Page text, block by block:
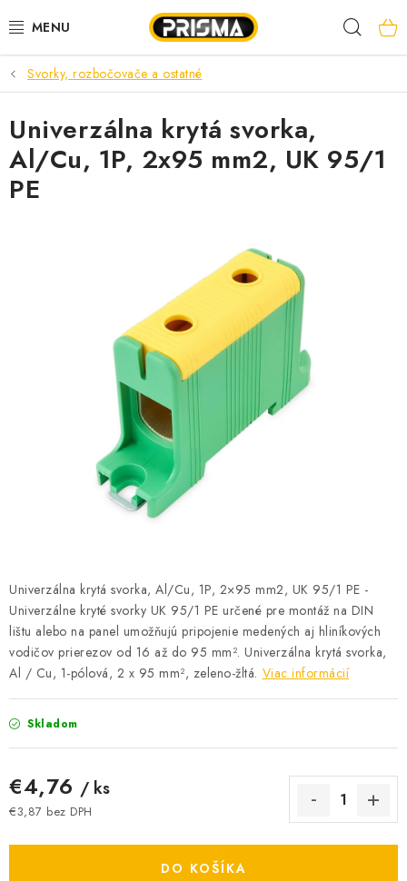
na
OBCHOD
AKCIE
LED PÁSY
MODULÁRNE PRÍSTROJE
SVORKY, ROZBOČOVAČE A OSTATNÉ
BATÉRIE A NABÍJAČKY
ELEKTRICKÉ VYKUROVANIE A VENTILÁCIA
NÁRADIE A KOTVIACI MATERIÁL
ÚLOŽNÝ MATERIÁL
ZÁSUVKY A VYPÍNAČE
Svorky, rozbočovače a ostatné
Univerzálna krytá svorka, Al/Cu, 1P, 2×95 mm2, UK 95/1 PE -
Univerzálne kryté svorky UK 95/1 PE určené pre montáž na DIN
lištu alebo na panel umožňujú pripojenie medených aj hliníkových
vodičov prierezov od 16 až do 95 mm². Univerzálna krytá svorka,
Al / Cu, 1-pólová, 2 x 95 mm², zeleno-žltá. Viac informácií
Skladom
€4,76 / ks
€3,87 bez DPH
DO KOŠÍKA
Univerzálna krytá svorka,
Al/Cu, 1P, 2x95 mm2, UK 95/1
PE